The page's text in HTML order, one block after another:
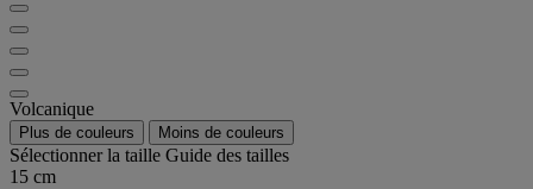
Volcanique
Plus de couleurs Moins de couleurs
Sélectionner la taille Guide des tailles
15 cm